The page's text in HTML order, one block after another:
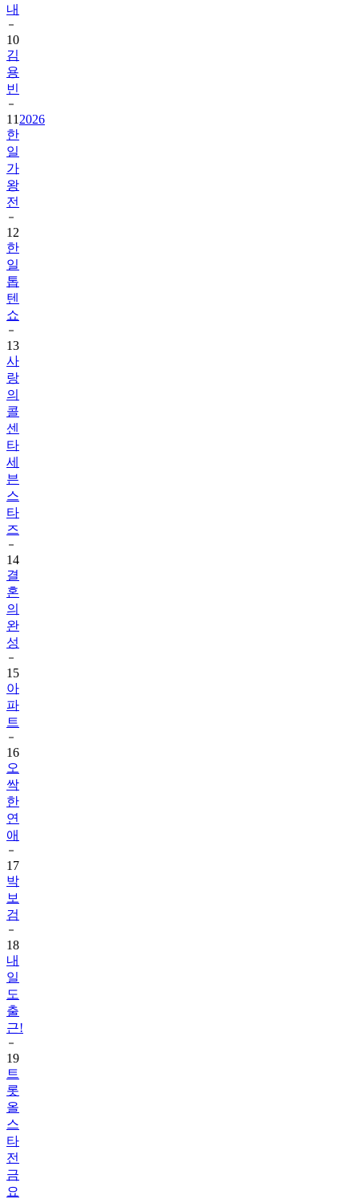
내
10
김
용
빈
11 2026
한
일
가
왕
전
12
한
일
톱
텐
쇼
13
사
랑
의
콜
센
타
세
븐
스
타
즈
14
결
혼
의
완
성
15
아
파
트
16
오
싹
한
연
애
17
박
보
검
18
내
일
도
출
근!
19
트
롯
올
스
타
전
금
요